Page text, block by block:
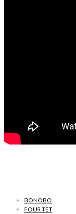
BONOBO
FOUR TET